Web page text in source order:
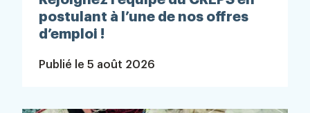
postulant à l’une de nos offres
d’emploi !
Publié le 5 août 2026